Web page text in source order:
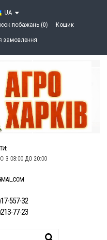
UA
побажань (0) Кошик
замовлення
З 08:00 ДО 20:00
557-32
77-23